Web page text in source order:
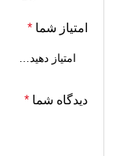
امتیاز شما *
دیدگاه شما *